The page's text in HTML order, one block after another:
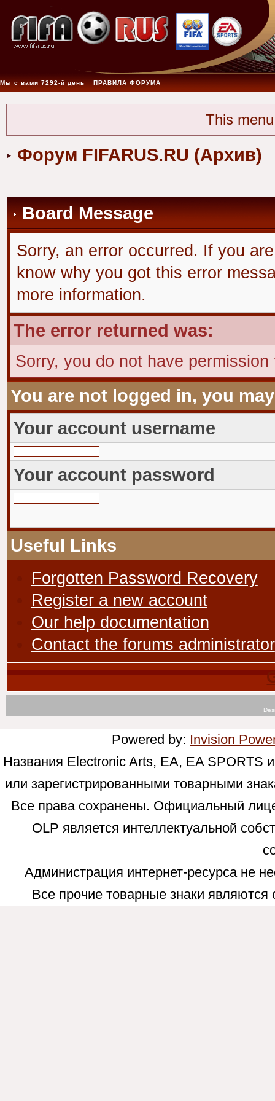
Мы с вами 7292-й день ПРАВИЛА ФОРУМА
This
Форум FIFARUS.RU (Архив)
Board Message
Sorry, an error occurred. If you
know why you got this error
more information.
The error returned was:
Sorry, you do not have
You are not logged in, you
Your account username
Your account password
Useful Links
Forgotten Password Recovery
Register a new account
Our help documentation
Contact the forums administrator
Powered by: Invision
Названия Electronic Arts, EA, EA SPORTS
или зарегистрированными товарными
Все права сохранены. Официальный
OLP является интеллектуальной
Администрация интернет-ресурса не
Все прочие товарные знаки